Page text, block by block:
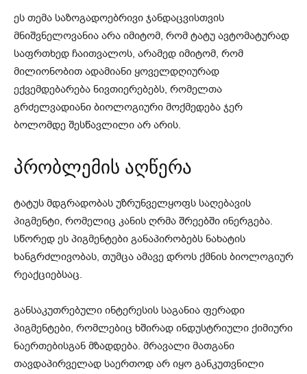
ეს თემა საზოგადოებრივი ჯანდაცვისთვის
მნიშვნელოვანია არა იმიტომ, რომ ტატუ ავტომატურად
საფრთხედ ჩაითვალოს, არამედ იმიტომ, რომ
მილიონობით ადამიანი ყოველდღიურად
ექვემდებარება ნივთიერებებს, რომელთა
გრძელვადიანი ბიოლოგიური მოქმედება ჯერ
ბოლომდე შესწავლილი არ არის.
პრობლემის აღწერა
ტატუს მდგრადობას უზრუნველყოფს საღებავის
პიგმენტი, რომელიც კანის ღრმა შრეებში ინერგება.
სწორედ ეს პიგმენტები განაპირობებს ნახატის
ხანგრძლივობას, თუმცა ამავე დროს ქმნის ბიოლოგიურ
რეაქციებსაც.
განსაკუთრებული ინტერესის საგანია ფერადი
პიგმენტები, რომლებიც ხშირად ინდუსტრიული ქიმიური
ნაერთებისგან მზადდება. მრავალი მათგანი
თავდაპირველად საერთოდ არ იყო განკუთვნილი